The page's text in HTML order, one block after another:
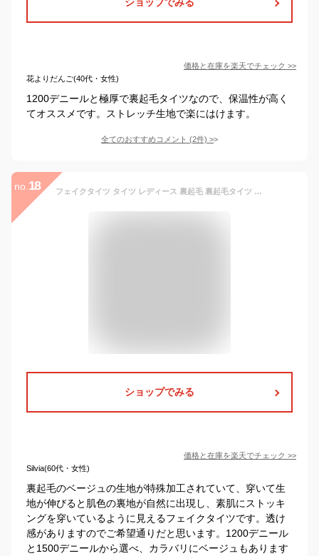
価格と在庫を楽天でチェック >>
花よりだんご(40代・女性)
1200デニールと極厚で裏起毛タイツなので、保温性が高く
てオススメです。ストレッチ生地で楽にはけます。
全てのおすすめコメント (2件) >
no. 18 フェイクタイツ タイツ レディース 裏起毛 裏起毛タイツ 着圧タイツ 1200デニール 1500デニール 着圧 透け感 美脚 防寒 細見え 超伸び ストレッチ あったか 防寒 冷え性対策 極暖 秋冬 生地 厚手 透け感 冬 極厚 激暖 肌色 ブラック グレー ベージュ コーヒー フリーサイズ
ショップでみる
価格と在庫を楽天でチェック >>
Silvia(60代・女性)
裏起毛のベージュの生地が特殊加工されていて、穿いて生
地が伸びると肌色の裏地が自然に出現し、素肌にストッキ
ングを穿いているように見えるフェイクタイツです。透け
感がありますのでご希望通りだと思います。1200デニール
と1500デニールから選べ、カラバリにベージュもあります